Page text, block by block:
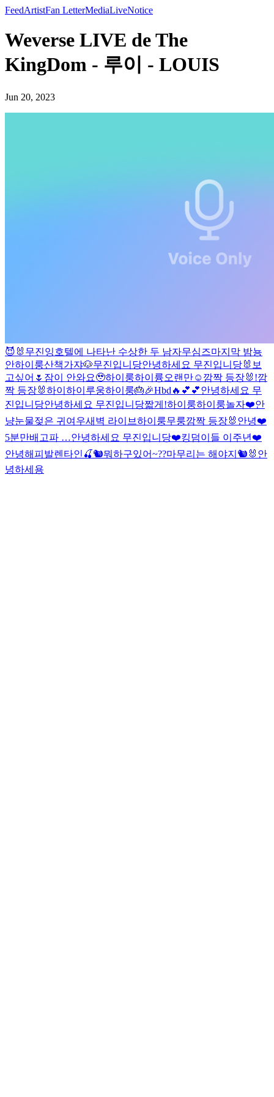
FeedArtistFan LetterMediaLiveNotice
Weverse LIVE de The
KingDom - 루이 - LOUIS
Jun 20, 2023
😈🐰 무진잉호텔에 나타난 수상한 두 남자무심즈마지막 밤뇽
안하이룽산책가쟈🐶무진입니당안녕하세요 무진입니당🐰 보
고싶어🌷 잠이 안와요🥹하이룽하이륭오랜만☺️ 깜짝 등장🐰!깜
짝 등장🐰하이 하이루웅하이룽🎂🎉Hbd 🔥 💕 💕안녕하세요 무
진입니당안녕하세요 무진입니당짧게!하이룽하이룽놀자❤️안
냥눈물젖은 귀여우새벽 라이브하이룽무룽깜짝 등장🐰 안녕❤️
5분만배고파 …안녕하세요 무진입니당❤️킹덤이들 이주년❤️
안녕해피발렌타인 🍒🐿뭐하구있어~??마무리는 해야지 🐿🐰 안
녕하세용